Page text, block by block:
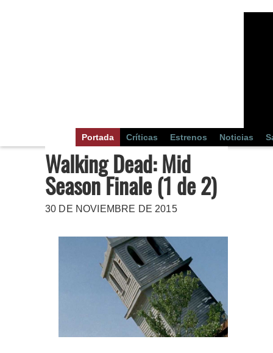
Portada Críticas Estrenos Noticias
Walking Dead: Mid
Season Finale (1 de 2)
30 DE NOVIEMBRE DE 2015